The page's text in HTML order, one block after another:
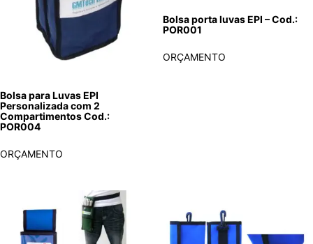
Bolsa para Luvas EPI
Personalizada com 2
Compartimentos Cod.:
POR004
ORÇAMENTO
Bolsa porta luvas EPI – Cod.:
POR001
ORÇAMENTO